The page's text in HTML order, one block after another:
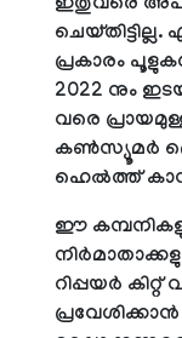
ഇതുവരെ
ചെയ്തിട്ടില്ല.
പ്രകാരം
2022 നും
വരെ
കണ്‍സ്യൂമര്‍
ഹെല്‍ത്ത്
ഈ
റിപ്പയര്‍